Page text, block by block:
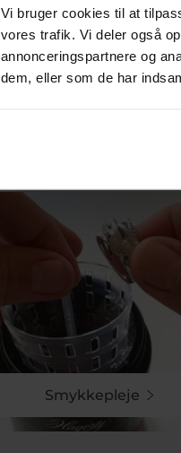
Vi bruger cookies til at
vores trafik. Vi deler også
annonceringspartnere og
dem, eller som de har
395,00 kr
På lager
Smykkepleje